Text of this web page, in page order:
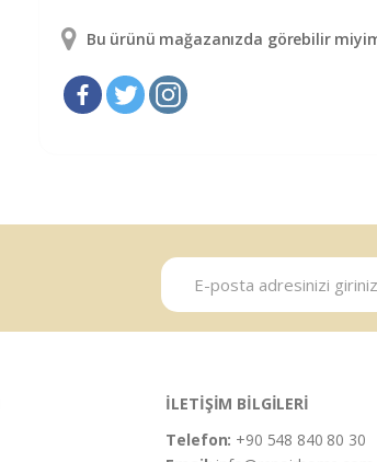
Bu ürünü mağazanızda görebilir
İLETİŞİM BİLGİLERİ
Telefon: +90 548 840 80 30